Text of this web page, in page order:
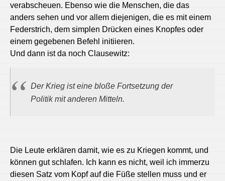
verabscheuen. Ebenso wie die Menschen, die das
anders sehen und vor allem diejenigen, die es mit einem
Federstrich, dem simplen Drücken eines Knopfes oder
einem gegebenen Befehl initiieren.
Und dann ist da noch Clausewitz:
Der Krieg ist eine bloße Fortsetzung der
Politik mit anderen Mitteln.
Die Leute erklären damit, wie es zu Kriegen kommt, und
können gut schlafen. Ich kann es nicht, weil ich immerzu
diesen Satz vom Kopf auf die Füße stellen muss und er